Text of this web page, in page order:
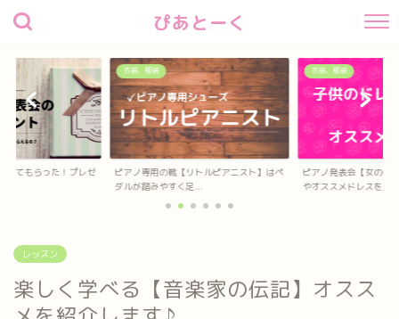
ぴあとーく
トルピアニスト】はペ
衣装、服装
ピアノ発表会【女の子】のドレスの選び方
やオススメドレスを...
衣装、服装
ピアノ発表会【男の子
レッスン
楽しく学べる【音楽家の伝記】オスス